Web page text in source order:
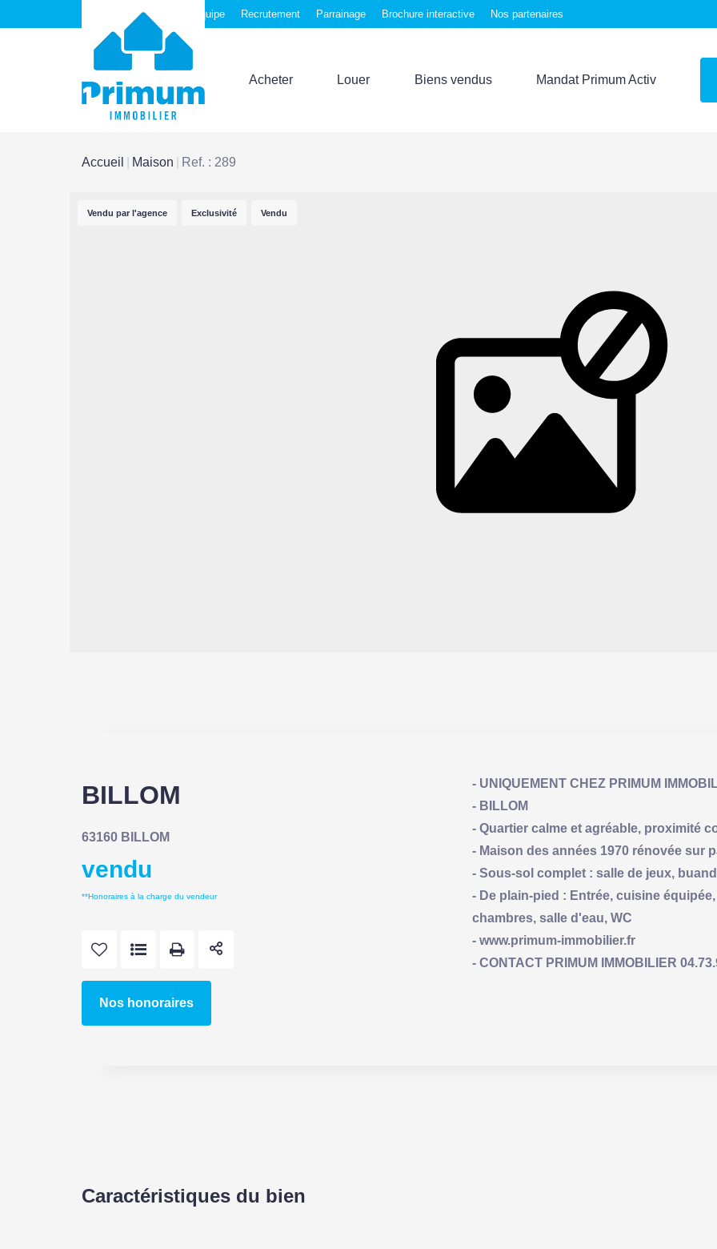
Nos agences Notre équipe Recrutement Parrainage Brochure interactive Nos partenaires
Acheter Louer Biens vendus Mandat Primum Activ
Accueil Maison Ref. : 289
Vendu par l'agence Exclusivité Vendu
BILLOM
63160 BILLOM
vendu
**Honoraires à la charge du vendeur
Nos honoraires
- UNIQUEMENT CHEZ PRIMUM
- BILLOM
- Quartier calme et agréable, proximité
- Maison des années 1970 rénovée sur
- Sous-sol complet : salle de jeux,
- De plain-pied : Entrée, cuisine
chambres, salle d'eau, WC
- www.primum-immobilier.fr
- CONTACT PRIMUM IMMOBILIER
Caractéristiques du bien